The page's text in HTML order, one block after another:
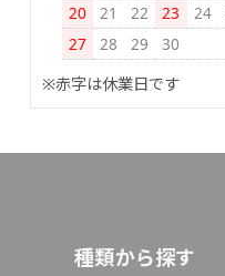
20
21 22 23 24
27
28 29
30
※赤字は休業日です
種類から探す